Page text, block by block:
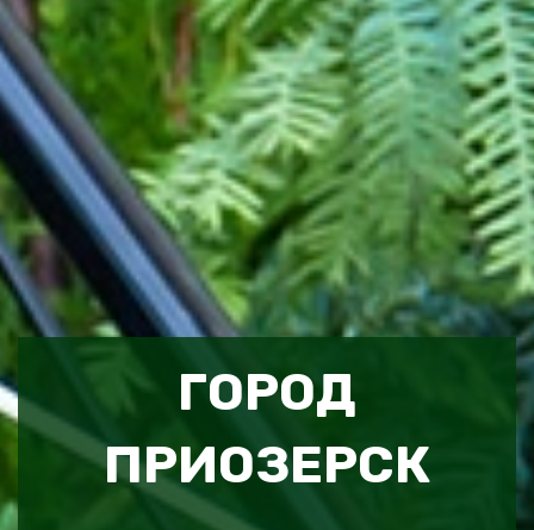
ГОРОД
ПРИОЗЕРСК